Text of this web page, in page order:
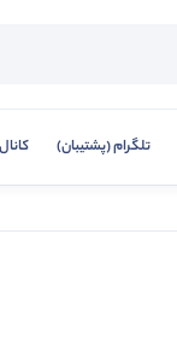
تلگرام (پشتیبان)